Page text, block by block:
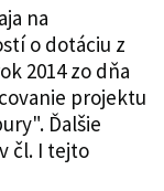
na
o dotáciu z
2014 zo dňa
projektu
Ďalšie
čl. I tejto